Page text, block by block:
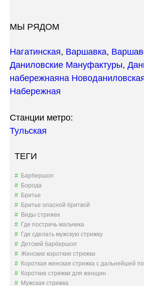
МЫ РЯДОМ
Нагатинская, Варшавка,
Даниловские Мануфактуры,
набережнаяна
Набережная
Станции метро:
Тульская
ТЕГИ
Барбершоп
Борода
Бритье
Бритье опасной бритвой
Виды стрижек
Где постричь мальчика
Где сделать мужскую стрижку
Детский барбершоп
Женские короткие стрижки
Короткая женская стрижка с дальнейшей
Короткие стрижки для женщин
Мужская стрижка